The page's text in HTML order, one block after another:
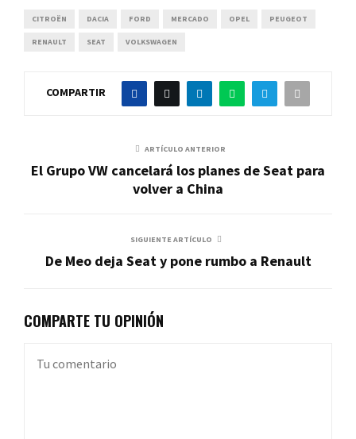
CITROËN DACIA FORD MERCADO OPEL PEUGEOT
RENAULT SEAT VOLKSWAGEN
COMPARTIR
ARTÍCULO ANTERIOR
El Grupo VW cancelará los planes de Seat para
volver a China
SIGUIENTE ARTÍCULO
De Meo deja Seat y pone rumbo a Renault
COMPARTE TU OPINIÓN